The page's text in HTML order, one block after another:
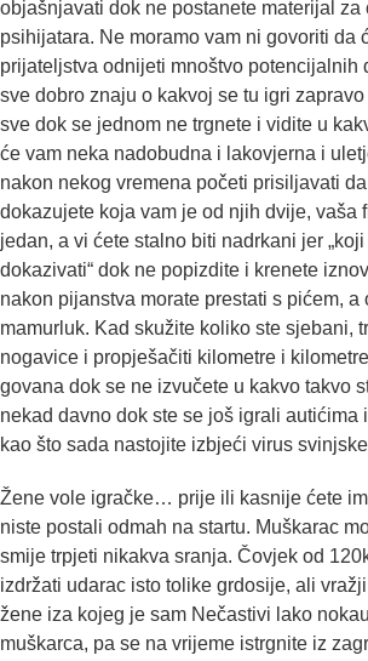
objašnjavati dok ne postanete materijal
psihijatara. Ne moramo vam ni govoriti da
prijateljstva odnijeti mnoštvo potencijalnih
sve dobro znaju o kakvoj se tu igri
sve dok se jednom ne trgnete i vidite u
će vam neka nadobudna i lakovjerna i
nakon nekog vremena početi prisiljavati
dokazujete koja vam je od njih dvije, vaša
jedan, a vi ćete stalno biti nadrkani jer
dokazivati“ dok ne popizdite i krenete
nakon pijanstva morate prestati s pićem,
mamurluk. Kad skužite koliko ste sjebani,
nogavice i propješačiti kilometre i
govana dok se ne izvučete u kakvo takvo
nekad davno dok ste se još igrali autićima
kao što sada nastojite izbjeći virus
Žene vole igračke… prije ili kasnije ćete
niste postali odmah na startu. Muškarac
smije trpjeti nikakva sranja. Čovjek od
izdržati udarac isto tolike grdosije, ali
žene iza kojeg je sam Nečastivi lako
muškarca, pa se na vrijeme istrgnite iz